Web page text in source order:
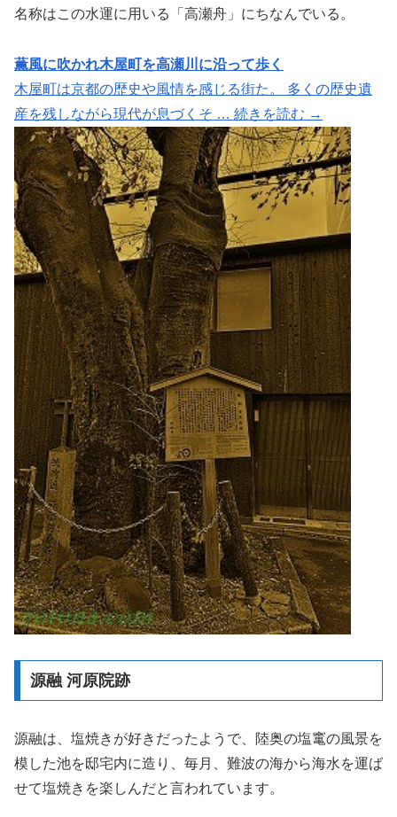
名称はこの水運に用いる「高瀬舟」にちなんでいる。
薫風に吹かれ木屋町を高瀬川に沿って歩く
木屋町は京都の歴史や風情を感じる街た。 多くの歴史遺
産を残しながら現代が息づくそ … 続きを読む →
源融 河原院跡
源融は、塩焼きが好きだったようで、陸奥の塩竃の風景を
模した池を邸宅内に造り、毎月、難波の海から海水を運ば
せて塩焼きを楽しんだと言われています。